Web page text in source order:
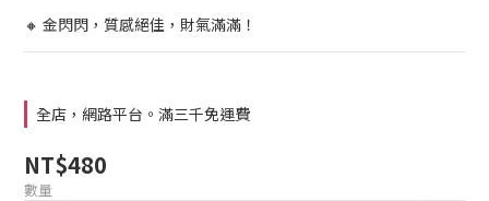
🔸 金閃閃，質感絕佳，財氣滿滿！
全店，網路平台。滿三千免運費
NT$480
數量